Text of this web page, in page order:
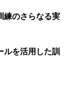
練のさらなる実
を活用した訓